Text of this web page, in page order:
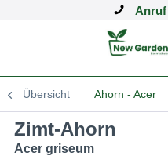
Anruf
Übersicht Ahorn - Acer
Zimt-Ahorn
Acer griseum